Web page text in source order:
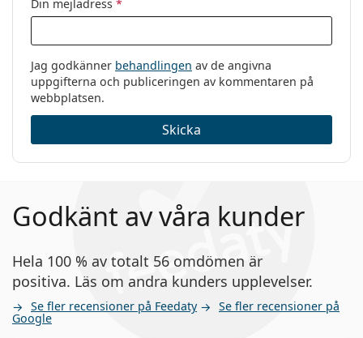
Din mejladress *
Jag godkänner behandlingen av de angivna
uppgifterna och publiceringen av kommentaren på
webbplatsen.
Skicka
Godkänt av våra kunder
Hela 100 % av totalt 56 omdömen är
positiva. Läs om andra kunders upplevelser.
Se fler recensioner på Feedaty Se fler recensioner på
Google